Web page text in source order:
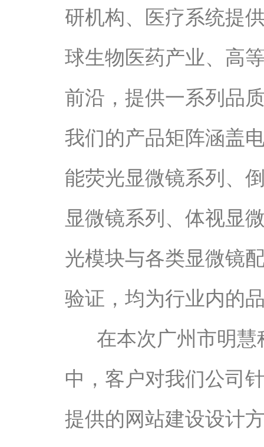
研机构、医疗系统提
球生物医药产业、高
前沿，提供一系列品
我们的产品矩阵涵盖
能荧光显微镜系列、
显微镜系列、体视显
光模块与各类显微镜
验证，均为行业内的
在本次广州市明慧
中，客户对我们公司
提供的网站建设设计